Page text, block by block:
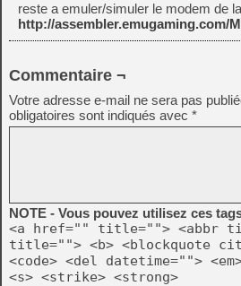
reste a emuler/simuler le modem de
http://assembler.emugaming.com/
Commentaire ¬
Votre adresse e-mail ne sera pas
obligatoires sont indiqués avec *
NOTE - Vous pouvez utilisez ces
<a href="" title=""> <abbr
title=""> <b> <blockquote
<code> <del datetime="">
<s> <strike> <strong>